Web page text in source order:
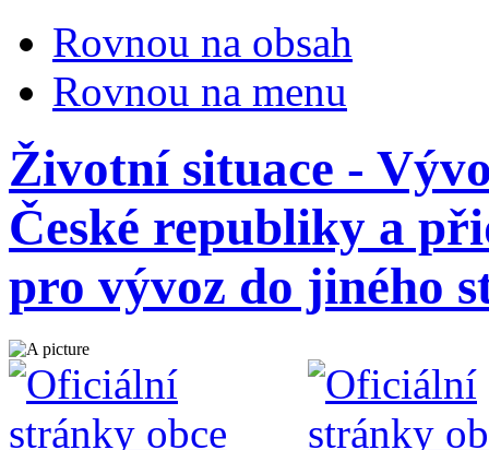
Rovnou na obsah
Rovnou na menu
Životní situace -
České republiky a
pro vývoz do jiného